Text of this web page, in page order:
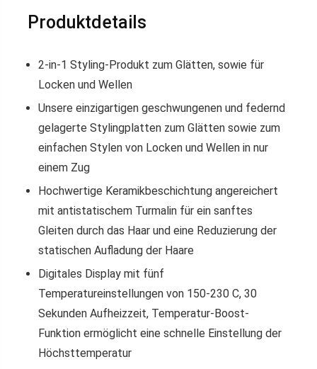
Produktdetails
2-in-1 Styling-Produkt zum Glätten, sowie für
Locken und Wellen
Unsere einzigartigen geschwungenen und federnd
gelagerte Stylingplatten zum Glätten sowie zum
einfachen Stylen von Locken und Wellen in nur
einem Zug
Hochwertige Keramikbeschichtung angereichert
mit antistatischem Turmalin für ein sanftes
Gleiten durch das Haar und eine Reduzierung der
statischen Aufladung der Haare
Digitales Display mit fünf
Temperatureinstellungen von 150-230 C, 30
Sekunden Aufheizzeit, Temperatur-Boost-
Funktion ermöglicht eine schnelle Einstellung der
Höchsttemperatur